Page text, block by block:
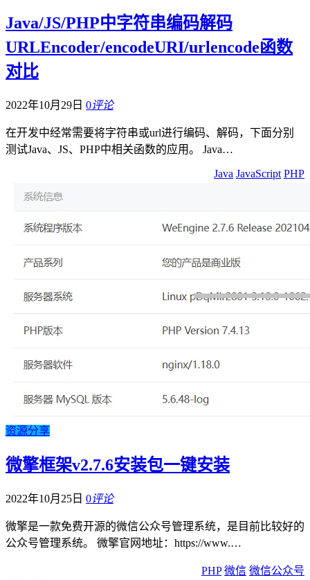
Java/JS/PHP中字符串编码解码
URLEncoder/encodeURI/urlencode函数
对比
2022年10月29日 0评论
在开发中经常需要将字符串或url进行编码、解码，下面分别
测试Java、JS、PHP中相关函数的应用。 Java…
Java JavaScript PHP
资源分享
微擎框架v2.7.6安装包一键安装
2022年10月25日 0评论
微擎是一款免费开源的微信公众号管理系统，是目前比较好的
公众号管理系统。 微擎官网地址：https://www.…
PHP 微信 微信公众号